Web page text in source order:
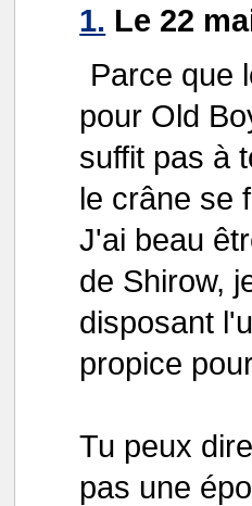
1. Le 22
Parce que
pour Old
suffit pas à
le crâne se
J'ai beau
de Shirow,
disposant
propice
Tu peux
pas une